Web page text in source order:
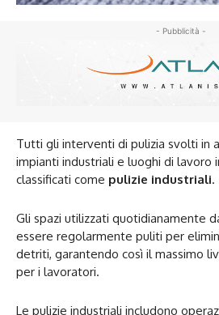
- Pubblicità -
Tutti gli interventi di pulizia svolti in
impianti industriali e luoghi di lavoro
classificati come pulizie industriali.
Gli spazi utilizzati quotidianamente
essere regolarmente puliti per
detriti, garantendo così il massimo
per i lavoratori.
Le pulizie industriali includono